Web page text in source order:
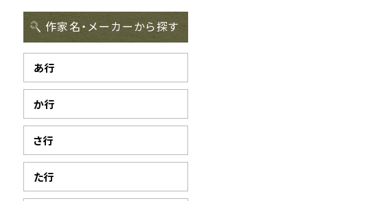
作家名・メーカーから探す
あ行
か行
さ行
た行